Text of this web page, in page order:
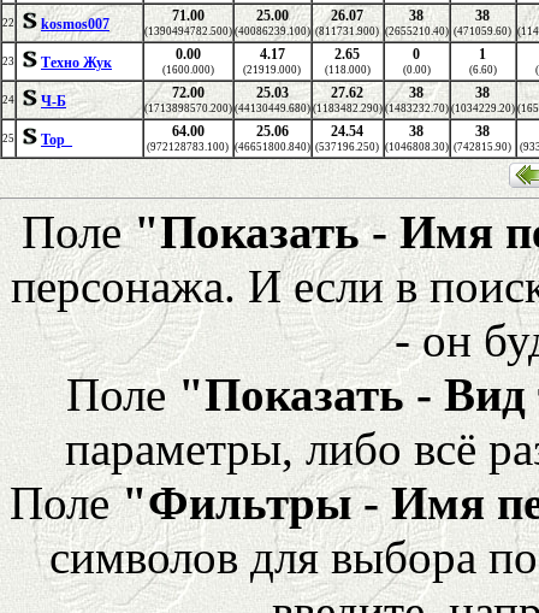
22 kosmos007 71.00
(1390494782.500)
25.00
(40086239.100)
26.07
(811731.900)
38
(2655210.40)
38
(471059.60)
23 Техно Жук 0.00
(1600.000)
4.17
(21919.000)
2.65
(118.000)
0
(0.00)
1
(6.60)
24 Ч-Б 72.00
(1713898570.200)
25.03
(44130449.680)
27.62
(1183482.290)
38
(1483232.70)
38
(1034229.20)
25 Тор_ 64.00
(972128783.100)
25.06
(46651800.840)
24.54
(537196.250)
38
(1046808.30)
38
(742815.90)
Поле"Показать - Имя
персонажа. И если в
- он
Поле "Показать -
параметры, либо всё
Поле"Фильтры - Имя
символов для выбора